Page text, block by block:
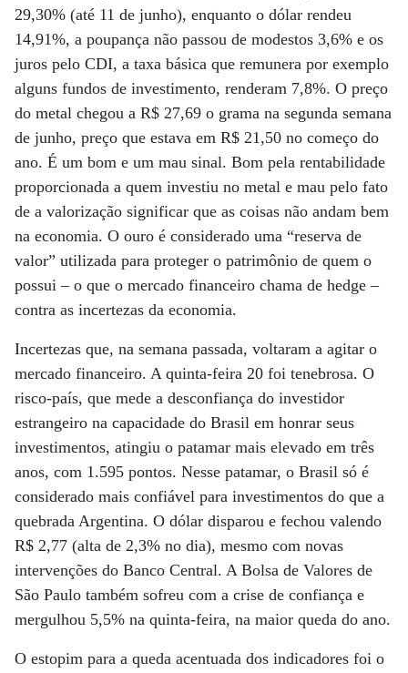
29,30% (até 11 de junho), enquanto o dólar rendeu
14,91%, a poupança não passou de modestos 3,6% e os
juros pelo CDI, a taxa básica que remunera por exemplo
alguns fundos de investimento, renderam 7,8%. O preço
do metal chegou a R$ 27,69 o grama na segunda semana
de junho, preço que estava em R$ 21,50 no começo do
ano. É um bom e um mau sinal. Bom pela rentabilidade
proporcionada a quem investiu no metal e mau pelo fato
de a valorização significar que as coisas não andam bem
na economia. O ouro é considerado uma “reserva de
valor” utilizada para proteger o patrimônio de quem o
possui – o que o mercado financeiro chama de hedge –
contra as incertezas da economia.
Incertezas que, na semana passada, voltaram a agitar o
mercado financeiro. A quinta-feira 20 foi tenebrosa. O
risco-país, que mede a desconfiança do investidor
estrangeiro na capacidade do Brasil em honrar seus
investimentos, atingiu o patamar mais elevado em três
anos, com 1.595 pontos. Nesse patamar, o Brasil só é
considerado mais confiável para investimentos do que a
quebrada Argentina. O dólar disparou e fechou valendo
R$ 2,77 (alta de 2,3% no dia), mesmo com novas
intervenções do Banco Central. A Bolsa de Valores de
São Paulo também sofreu com a crise de confiança e
mergulhou 5,5% na quinta-feira, na maior queda do ano.
O estopim para a queda acentuada dos indicadores foi o